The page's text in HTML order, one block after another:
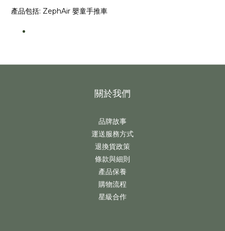
產品包括: ZephAir 嬰童手推車
關於我們
品牌故事
運送服務方式
退換貨政策
條款與細則
產品保養
購物流程
星級合作